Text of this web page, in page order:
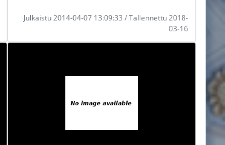
Julkaistu 2014-04-07 13:09:33 / Tallennettu 2018-
03-16